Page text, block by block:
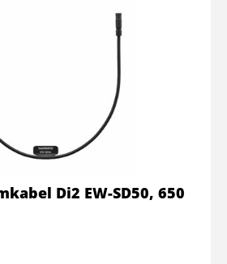
Di2 EW-SD50, 650